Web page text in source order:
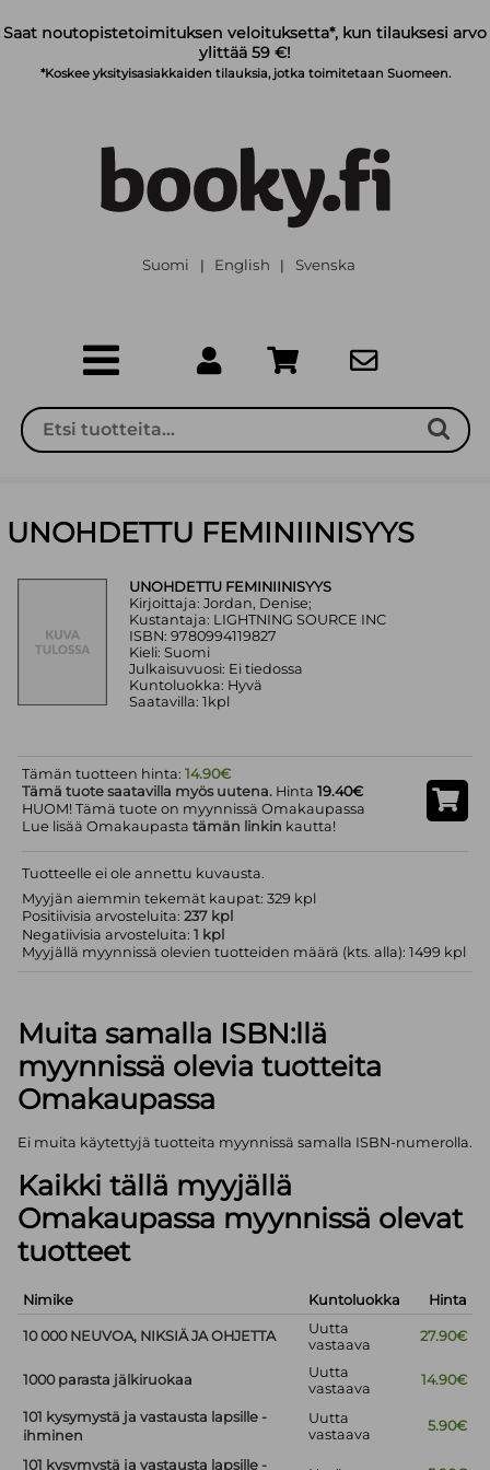
Saat noutopistetoimituksen veloituksetta*, kun tilauksesi arvo
ylittää 59 €!
*Koskee yksityisasiakkaiden tilauksia, jotka toimitetaan Suomeen.
Suomi | English | Svenska
UNOHDETTU FEMINIINISYYS
UNOHDETTU FEMINIINISYYS
Kirjoittaja: Jordan, Denise;
Kustantaja: LIGHTNING SOURCE INC
ISBN: 9780994119827
Kieli: Suomi
Julkaisuvuosi: Ei tiedossa
Kuntoluokka: Hyvä
Saatavilla: 1kpl
Tämän tuotteen hinta:14.90€
Tämä tuote saatavilla myös uutena. Hinta19.40€
HUOM! Tämä tuote on myynnissä Omakaupassa
Lue lisää Omakaupastatämän linkin kautta!
Tuotteelle ei ole annettu kuvausta.
Myyjän aiemmin tekemät kaupat: 329 kpl
Positiivisia arvosteluita:237 kpl
Negatiivisia arvosteluita:1 kpl
Myyjällä myynnissä olevien tuotteiden määrä (kts. alla): 1499 kpl
Muita samalla ISBN:llä
myynnissä olevia tuotteita
Omakaupassa
Ei muita käytettyjä tuotteita myynnissä samalla ISBN-numerolla.
Kaikki tällä myyjällä
Omakaupassa myynnissä olevat
tuotteet
Nimike Kuntoluokka Hinta
10 000 NEUVOA, NIKSIÄ JA OHJETTA
Uutta
vastaava
27.90€
1000 parasta jälkiruokaa
Uutta
vastaava
14.90€
101 kysymystä ja vastausta lapsille -
ihminen
Uutta
vastaava
5.90€
101 kysymystä ja vastausta lapsille -